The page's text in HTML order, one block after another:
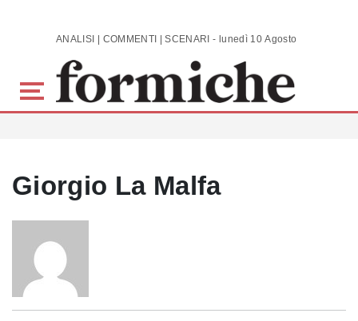
Skip to main content ANALISI | COMMENTI | SCENARI - lunedì 10 Agosto 2026
Giorgio La Malfa